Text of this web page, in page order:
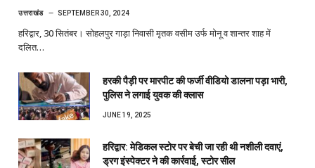
उत्तराखंड SEPTEMBER 30, 2024
हरिद्वार, 30 सितंबर। सोहलपुर गाड़ा निवासी मृतक वसीम उर्फ मोनू व शान्तर शाह में
दलित…
हरकी पैड़ी पर मारपीट की फर्जी वीडियो डालना पड़ा भारी,
पुलिस ने लगाई युवक की क्लास
JUNE 19, 2025
हरिद्वार: मेडिकल स्टोर पर बेची जा रही थी नशीली दवाएं,
ड्रग इंस्पेक्टर ने की कार्रवाई, स्टोर सील